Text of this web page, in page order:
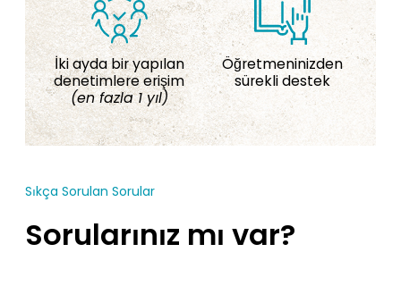
İki ayda bir yapılan
denetimlere erişim
(en fazla 1 yıl)
Öğretmeninizden
sürekli destek
Sıkça Sorulan Sorular
Sorularınız mı var?